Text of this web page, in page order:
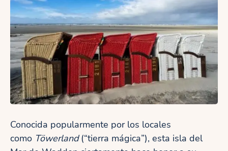
Conocida popularmente por los locales
como Töwerland(“tierra mágica”), esta isla del